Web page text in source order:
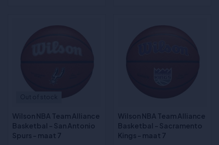
Wilson NBA Team Alliance
Basketbal - San Antonio
Spurs - maat 7
Wilson NBA Team Alliance
Basketbal - Sacramento
Kings - maat 7